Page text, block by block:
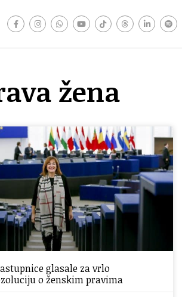
žena
glasale za vrlo
o ženskim pravima